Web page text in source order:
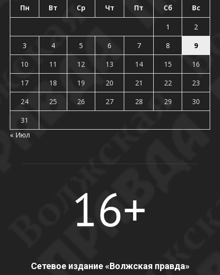
Пн Вт Ср Чт Пт Сб Вс
1
2
3
4 5 6 7 8
9
10
11 12 13 14 15
16
17
18 19 20 21 22
23
24
25 26 27 28 29
30
31
« Июл
Сетевое издание «Волжская правда»